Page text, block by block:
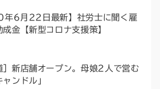
年6月22日最新】社労士に聞く雇
成金【新型コロナ支援策】
］新店舗オープン。母娘2人で営む
ャンドル」